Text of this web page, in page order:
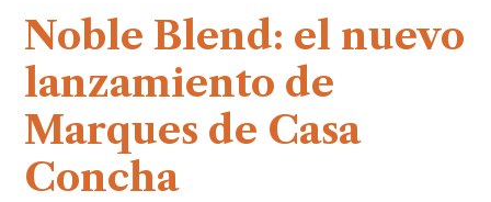
Noble Blend: el nuevo
lanzamiento de
Marques de Casa
Concha